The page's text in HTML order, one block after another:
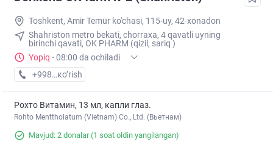
Toshkent, Amir Temur ko'chasi, 115-uy, 42-xonadon
Shahriston metro bekati, chorraxa, 4 qavatli uyning
birinchi qavati, OK PHARM (qizil, sariq )
Yopiq · 08:00 da ochiladi
+998 (90) XXX-XX-XX
кo’rish
Рохто Витамин, 13 мл, капли глаз.
Rohto Menttholatum (Vietnam) Co., Ltd. (Вьетнам)
Mavjud: 2 donalar(1 soat oldin yangilangan)